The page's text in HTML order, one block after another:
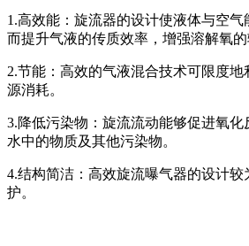
1.高效能：旋流器的设计使液体与空气
而提升气液的传质效率，增强溶解氧的
2.节能：高效的气液混合技术可限度
源消耗。
3.降低污染物：旋流流动能够促进氧
水中的物质及其他污染物。
4.结构简洁：高效旋流曝气器的设计
护。